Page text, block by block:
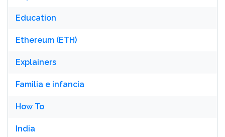
Education
Ethereum (ETH)
Explainers
Familia e infancia
How To
India